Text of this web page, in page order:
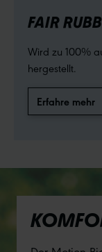
FAIR
Wird zu 100%
hergestellt.
Erfahre mehr